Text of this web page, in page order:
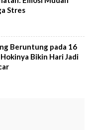
Stres
Beruntung pada 16
Bikin Hari Jadi